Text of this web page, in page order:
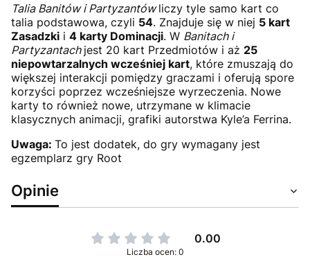
Talia Banitów i Partyzantówliczy tyle samo kart co
talia podstawowa, czyli 54. Znajduje się w niej 5 kart
Zasadzki i 4 karty Dominacji. W Banitach i
Partyzantach jest 20 kart Przedmiotów i aż 25
niepowtarzalnych wcześniej kart, które zmuszają do
większej interakcji pomiędzy graczami i oferują spore
korzyści poprzez wcześniejsze wyrzeczenia. Nowe
karty to również nowe, utrzymane w klimacie
klasycznych animacji, grafiki autorstwa Kyle’a Ferrina.
Uwaga: To jest dodatek, do gry wymagany jest
egzemplarz gry Root
Opinie
0.00
Liczba ocen: 0